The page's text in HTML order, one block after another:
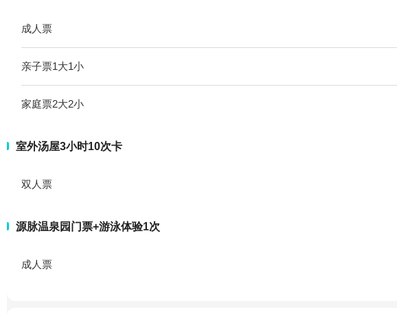
成人票
亲子票1大1小
家庭票2大2小
室外汤屋3小时10次卡
双人票
源脉温泉园门票+游泳体验1次
成人票